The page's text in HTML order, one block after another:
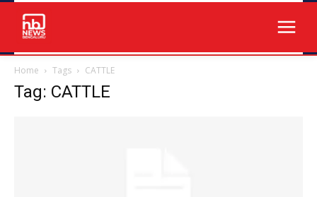
Home Tags CATTLE
Tag: CATTLE